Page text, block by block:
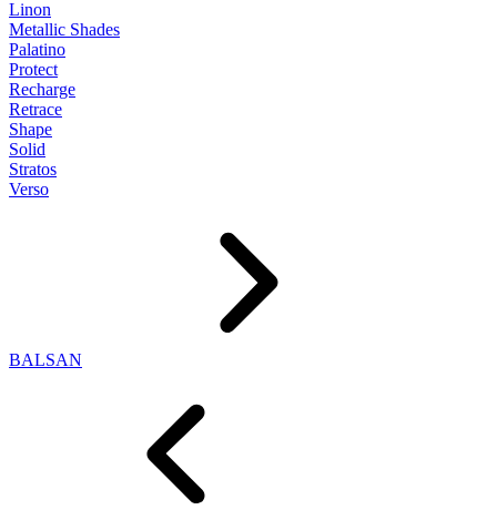
Linon
Metallic Shades
Palatino
Protect
Recharge
Retrace
Shape
Solid
Stratos
Verso
BALSAN